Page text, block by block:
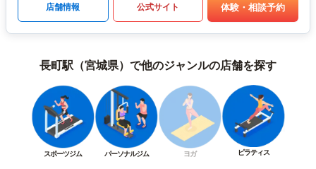
店舗情報 公式サイト 体験・相談予約
長町駅（宮城県）で他のジャンルの店舗を探す
スポーツジム パーソナルジム ヨガ ピラティス